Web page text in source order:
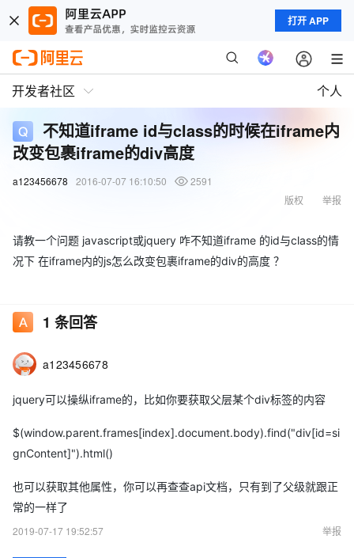
打开 APP
开发者社区 个人
不知道iframe id与class的时候在iframe内
改变包裹iframe的div高度
a123456678 2016-07-07 16:10:50
2591
举报
版权
请教一个问题 javascript或jquery 咋不知道iframe 的id与class的情
况下 在iframe内的js怎么改变包裹iframe的div的高度 ？
1 条回答
a123456678
jquery可以操纵iframe的，比如你要获取父层某个div标签的内容
$(window.parent.frames[index].document.body).find("div[id=si
gnContent]").html()
也可以获取其他属性，你可以再查查api文档，只有到了父级就跟正
常的一样了
2019-07-17 19:52:57
举报